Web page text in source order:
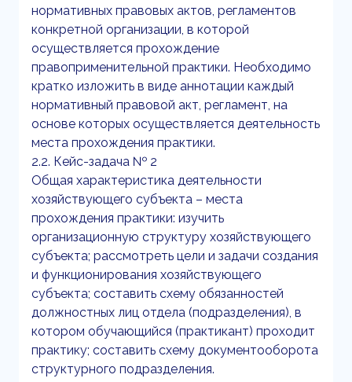
нормативных правовых актов, регламентов
конкретной организации, в которой
осуществляется прохождение
правоприменительной практики. Необходимо
кратко изложить в виде аннотации каждый
нормативный правовой акт, регламент, на
основе которых осуществляется деятельность
места прохождения практики.
2.2. Кейс-задача № 2
Общая характеристика деятельности
хозяйствующего субъекта – места
прохождения практики: изучить
организационную структуру хозяйствующего
субъекта; рассмотреть цели и задачи создания
и функционирования хозяйствующего
субъекта; составить схему обязанностей
должностных лиц отдела (подразделения), в
котором обучающийся (практикант) проходит
практику; составить схему документооборота
структурного подразделения.